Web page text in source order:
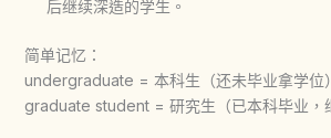
后继续深造的学生。
简单记忆：
undergraduate = 本科生（还未毕业拿学位）
graduate student = 研究生（已本科毕业，